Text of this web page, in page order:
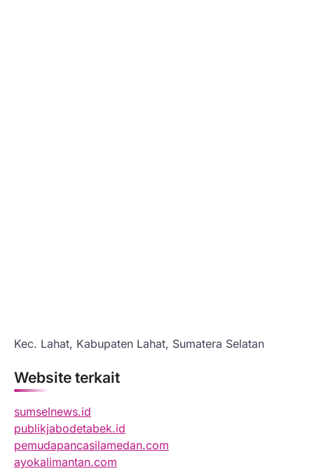
Kec. Lahat, Kabupaten Lahat, Sumatera Selatan
Website terkait
sumselnews.id
publikjabodetabek.id
pemudapancasilamedan.com
ayokalimantan.com